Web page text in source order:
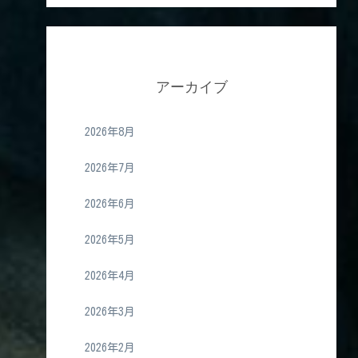
アーカイブ
2026年8月
2026年7月
2026年6月
2026年5月
2026年4月
2026年3月
2026年2月